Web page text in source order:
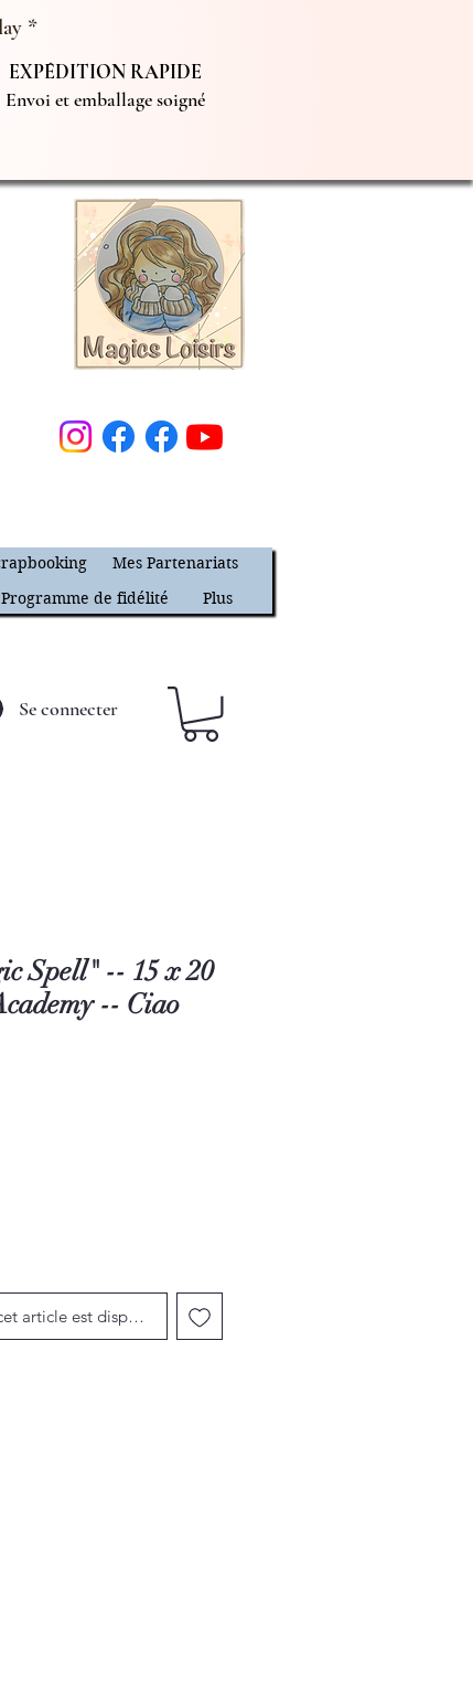
*
EXPÉDITION RAPIDE
Envoi et emballage soigné
Mes Partenariats
Programme de fidélité Plus
Se connecter
Spell" -- 15 x 20
-- Ciao
article est disponible